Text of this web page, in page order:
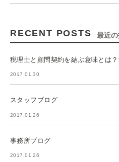
RECENT POSTS 最近
税理士と顧問契約を結ぶ意味とは
2017.01.30
スタッフブログ
2017.01.26
事務所ブログ
2017.01.26